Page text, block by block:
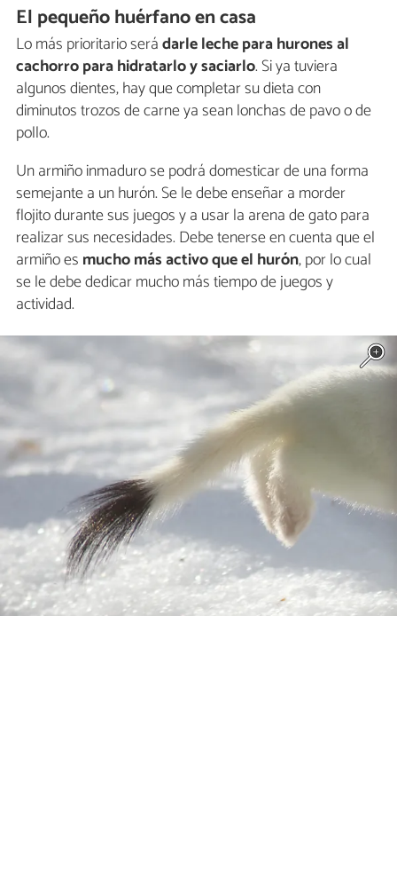
El pequeño huérfano en casa
Lo más prioritario serádarle leche para hurones al
cachorro para hidratarlo y saciarlo. Si ya tuviera
algunos dientes, hay que completar su dieta con
diminutos trozos de carne ya sean lonchas de pavo o de
pollo.
Un armiño inmaduro se podrá domesticar de una forma
semejante a un hurón. Se le debe enseñar a morder
flojito durante sus juegos y a usar la arena de gato para
realizar sus necesidades. Debe tenerse en cuenta que el
armiño es mucho más activo que el hurón, por lo cual
se le debe dedicar mucho más tiempo de juegos y
actividad.